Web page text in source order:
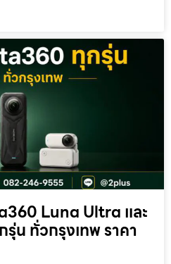
Luna Ultra และ
น ทั่วกรุงเทพ ราคา